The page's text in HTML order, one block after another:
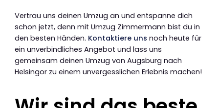
Vertrau uns deinen Umzug an und entspanne dich
schon jetzt, denn mit Umzug Zimmermann bist du in
den besten Händen. Kontaktiere uns noch heute für
ein unverbindliches Angebot und lass uns
gemeinsam deinen Umzug von Augsburg nach
Helsingor zu einem unvergesslichen Erlebnis machen!